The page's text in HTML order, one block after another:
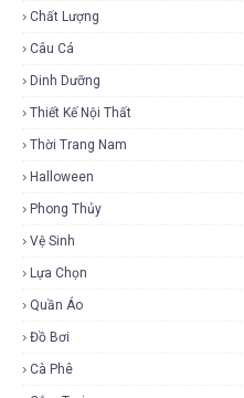
Chất Lượng
Câu Cá
Dinh Dưỡng
Thiết Kế Nội Thất
Thời Trang Nam
Halloween
Phong Thủy
Vệ Sinh
Lựa Chọn
Quần Áo
Đồ Bơi
Cà Phê